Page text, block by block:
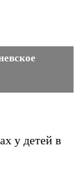
у детей в